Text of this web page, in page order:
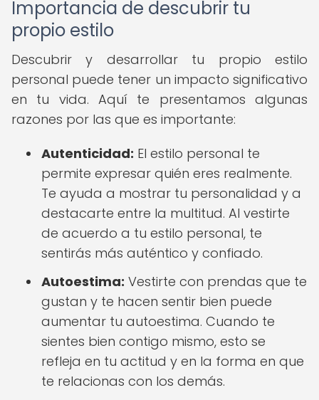
Importancia de descubrir tu
propio estilo
Descubrir y desarrollar tu propio estilo
personal puede tener un impacto significativo
en tu vida. Aquí te presentamos algunas
razones por las que es importante:
Autenticidad: El estilo personal te
permite expresar quién eres realmente.
Te ayuda a mostrar tu personalidad y a
destacarte entre la multitud. Al vestirte
de acuerdo a tu estilo personal, te
sentirás más auténtico y confiado.
Autoestima: Vestirte con prendas que te
gustan y te hacen sentir bien puede
aumentar tu autoestima. Cuando te
sientes bien contigo mismo, esto se
refleja en tu actitud y en la forma en que
te relacionas con los demás.